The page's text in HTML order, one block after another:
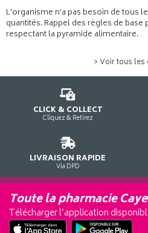
L'organisme n'a pas besoin de tous
quantités. Rappel des règles de
respectant la pyramide alimentaire.
> Voir tous les
CLICK & COLLECT
Cliquez & Retirez
LIVRAISON RAPIDE
Via DPD
Toute la pharmacie
Télécharger l’application